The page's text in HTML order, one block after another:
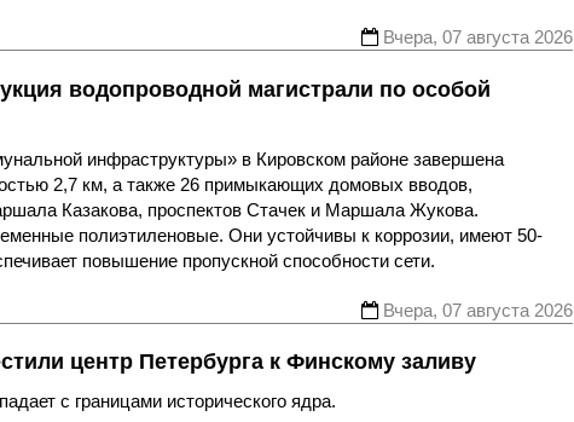
Вчера, 07 августа 2026
водопроводной магистрали по особой
инфраструктуры» в Кировском районе завершена
2,7 км, а также 26 примыкающих домовых вводов,
Казакова, проспектов Стачек и Маршала Жукова.
полиэтиленовые. Они устойчивы к коррозии, имеют 50-
повышение пропускной способности сети.
Вчера, 07 августа 2026
центр Петербурга к Финскому заливу
с границами исторического ядра.